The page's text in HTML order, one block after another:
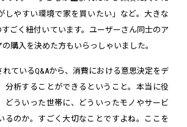
しやすい環境で家を買いたい」など。大きな
ごく紐付いています。ユーザーさん同士のア
の購入を決めた方もいらっしゃいました。
ているQ&Aから、消費における意思決定をデ
分析することができるということ。本当に役
どういった世帯に、どういったモノやサービ
るのか。すごく大切なことですよね。ここを